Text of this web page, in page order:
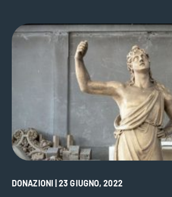
DONAZIONI | 23 GIUGNO, 2022